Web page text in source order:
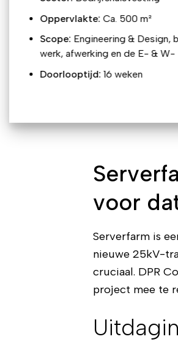
Oppervlakte: Ca. 500 m²
Scope: Engineering & Design,
werk, afwerking en de E- & W-
Doorlooptijd: 16 weken
voor
Serverfarm is
nieuwe 25kV-
cruciaal. DPR
project mee te